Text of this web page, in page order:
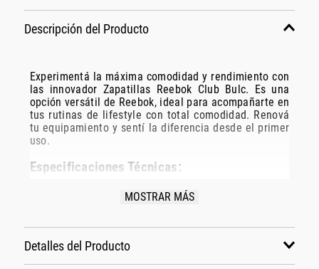
Descripción del Producto
Experimentá la máxima comodidad y rendimiento con
las innovador Zapatillas Reebok Club Bulc. Es una
opción versátil de Reebok, ideal para acompañarte en
tus rutinas de lifestyle con total comodidad. Renová
tu equipamiento y sentí la diferencia desde el primer
uso.
Especificaciones Técnicas:
Modelo: 100032937
Color: blanco
MOSTRAR MÁS
Detalles del Producto